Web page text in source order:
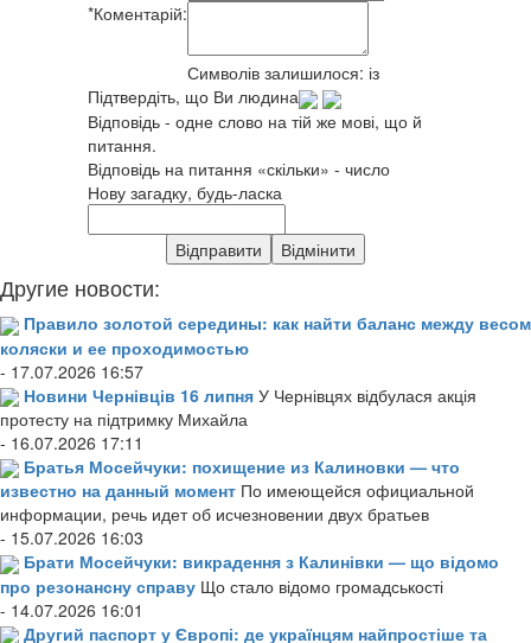
*Коментарій:
Символів залишилося: із
Підтвердіть, що Ви людина
Відповідь - одне слово на тій же мові, що й
питання.
Відповідь на питання «скільки» - число
Нову загадку, будь-ласка
Другие новости:
Правило золотой середины: как найти баланс между весом
коляски и ее проходимостью
- 17.07.2026 16:57
Новини Чернівців 16 липня У Чернівцях відбулася акція
протесту на підтримку Михайла
- 16.07.2026 17:11
Братья Мосейчуки: похищение из Калиновки — что
известно на данный момент По имеющейся официальной
информации, речь идет об исчезновении двух братьев
- 15.07.2026 16:03
Брати Мосейчуки: викрадення з Калинівки — що відомо
про резонансну справу Що стало відомо громадськості
- 14.07.2026 16:01
Другий паспорт у Європі: де українцям найпростіше та